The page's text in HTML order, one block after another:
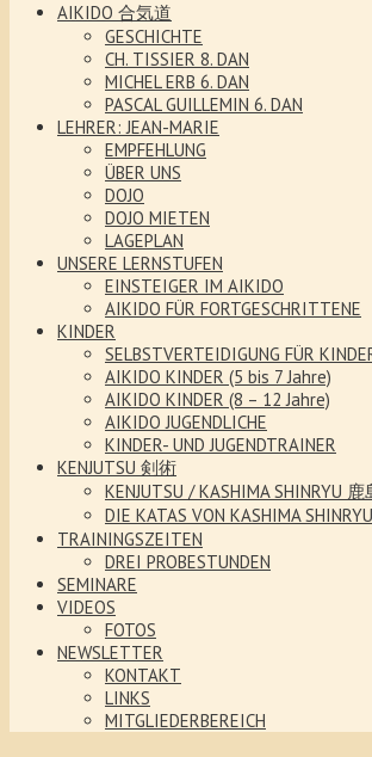
AIKIDO 合気道
GESCHICHTE
CH. TISSIER 8. DAN
MICHEL ERB 6. DAN
PASCAL GUILLEMIN 6. DAN
LEHRER: JEAN-MARIE
EMPFEHLUNG
ÜBER UNS
DOJO
DOJO MIETEN
LAGEPLAN
UNSERE LERNSTUFEN
EINSTEIGER IM AIKIDO
AIKIDO FÜR FORTGESCHRITTENE
KINDER
SELBSTVERTEIDIGUNG FÜR
AIKIDO KINDER (5 bis 7 Jahre)
AIKIDO KINDER (8 – 12 Jahre)
AIKIDO JUGENDLICHE
KINDER- UND JUGENDTRAINER
KENJUTSU 剣術
KENJUTSU / KASHIMA SHINRYU
DIE KATAS VON KASHIMA
TRAININGSZEITEN
DREI PROBESTUNDEN
SEMINARE
VIDEOS
FOTOS
NEWSLETTER
KONTAKT
LINKS
MITGLIEDERBEREICH